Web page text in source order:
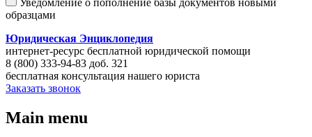
образцами
Юридическая Энциклопедия
интернет-ресурс бесплатной юридической помощи
8 (800) 333-94-83 доб. 321
бесплатная консультация нашего юриста
Заказать звонок
Main menu